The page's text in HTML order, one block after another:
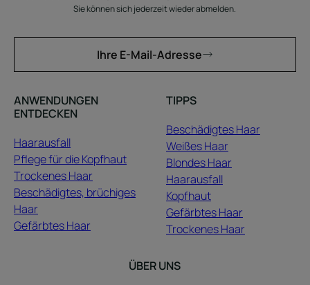
Sie können sich jederzeit wieder abmelden.
Ihre E-Mail-Adresse
ANWENDUNGEN
ENTDECKEN
Haarausfall
Pflege für die Kopfhaut
Trockenes Haar
Beschädigtes, brüchiges
Haar
Gefärbtes Haar
TIPPS
Beschädigtes Haar
Weißes Haar
Blondes Haar
Haarausfall
Kopfhaut
Gefärbtes Haar
Trockenes Haar
ÜBER UNS